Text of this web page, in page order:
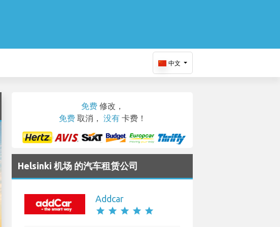
中文
免费 修改，
免费 取消， 没有 卡费！
Helsinki 机场 的汽车租赁公司
Addcar
star star star star star